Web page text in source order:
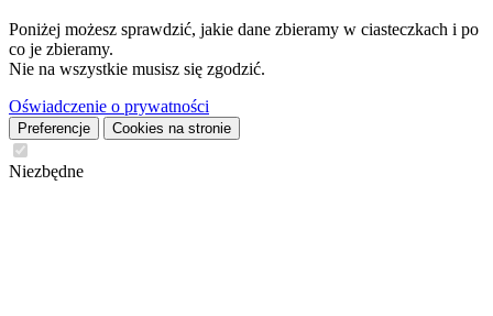
Poniżej możesz sprawdzić, jakie dane zbieramy w ciasteczkach i po
co je zbieramy.
Nie na wszystkie musisz się zgodzić.
Oświadczenie o prywatności
Preferencje Cookies na stronie
Niezbędne